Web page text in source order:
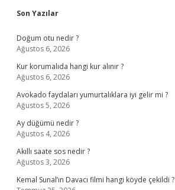
Sidebar
Son Yazılar
Doğum otu nedir ?
Ağustos 6, 2026
Kur korumalıda hangi kur alınır ?
Ağustos 6, 2026
Avokado faydaları yumurtalıklara iyi gelir mi ?
Ağustos 5, 2026
Ay düğümü nedir ?
Ağustos 4, 2026
Akıllı saate sos nedir ?
Ağustos 3, 2026
Kemal Sunal’ın Davacı filmi hangi köyde çekildi ?